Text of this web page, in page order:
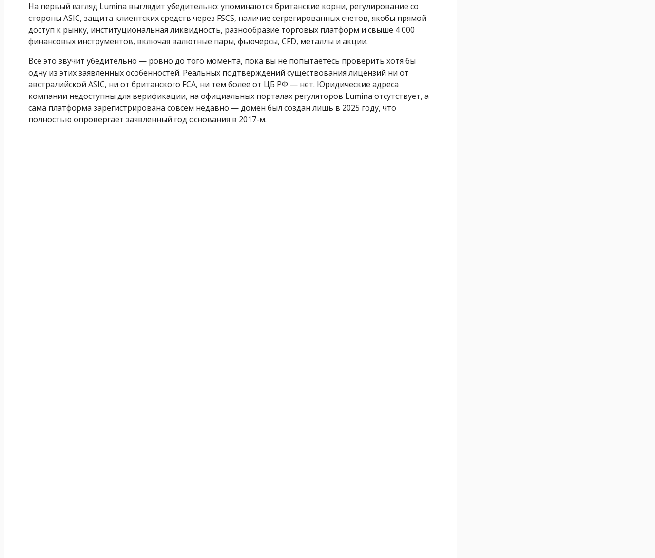
На первый взгляд Lumina выглядит убедительно: упоминаются британские корни, регулирование со
стороны ASIC, защита клиентских средств через FSCS, наличие сегрегированных счетов, якобы прямой
доступ к рынку, институциональная ликвидность, разнообразие торговых платформ и свыше 4 000
финансовых инструментов, включая валютные пары, фьючерсы, CFD, металлы и акции.
Все это звучит убедительно — ровно до того момента, пока вы не попытаетесь проверить хотя бы
одну из этих заявленных особенностей. Реальных подтверждений существования лицензий ни от
австралийской ASIC, ни от британского FCA, ни тем более от ЦБ РФ — нет. Юридические адреса
компании недоступны для верификации, на официальных порталах регуляторов Lumina отсутствует, а
сама платформа зарегистрирована совсем недавно — домен был создан лишь в 2025 году, что
полностью опровергает заявленный год основания в 2017-м.